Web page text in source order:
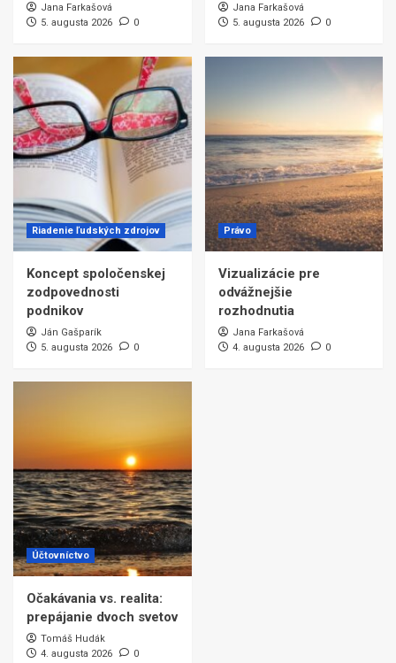
Jana Farkašová
5. augusta 2026
0
Jana Farkašová
5. augusta 2026
0
Riadenie ľudských zdrojov
Koncept spoločenskej
zodpovednosti
podnikov
Ján Gašparík
5. augusta 2026
0
Právo
Vizualizácie pre
odvážnejšie
rozhodnutia
Jana Farkašová
4. augusta 2026
0
Účtovníctvo
Očakávania vs. realita:
prepájanie dvoch svetov
Tomáš Hudák
4. augusta 2026
0